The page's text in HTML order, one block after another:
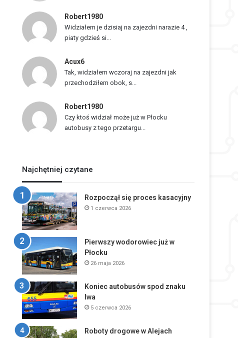
Robert1980
Widziałem je dzisiaj na zajezdni narazie 4 ,
piaty gdzieś si...
Acux6
Tak, widziałem wczoraj na zajezdni jak
przechodziłem obok, s...
Robert1980
Czy ktoś widział może już w Płocku
autobusy z tego przetargu...
Najchętniej czytane
Rozpoczął się proces kasacyjny
1 czerwca 2026
Pierwszy wodorowiec już w
Płocku
26 maja 2026
Koniec autobusów spod znaku
lwa
5 czerwca 2026
Roboty drogowe w Alejach